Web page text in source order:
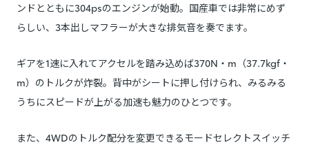
ンドとともに304psのエンジンが始動。国産車では非常にめず
らしい、3本出しマフラーが大きな排気音を奏でます。
ギアを1速に入れてアクセルを踏み込めば370N・m（37.7kgf・
m）のトルクが炸裂。背中がシートに押し付けられ、みるみる
うちにスピードが上がる加速も魅力のひとつです。
また、4WDのトルク配分を変更できるモードセレクトスイッチ